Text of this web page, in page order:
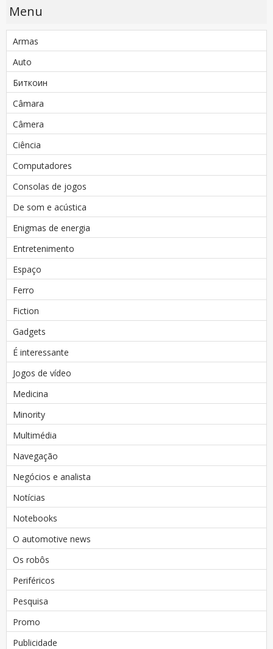
Menu
Armas
Auto
Биткоин
Câmara
Câmera
Ciência
Computadores
Consolas de jogos
De som e acústica
Enigmas de energia
Entretenimento
Espaço
Ferro
Fiction
Gadgets
É interessante
Jogos de vídeo
Medicina
Minority
Multimédia
Navegação
Negócios e analista
Notícias
Notebooks
O automotive news
Os robôs
Periféricos
Pesquisa
Promo
Publicidade